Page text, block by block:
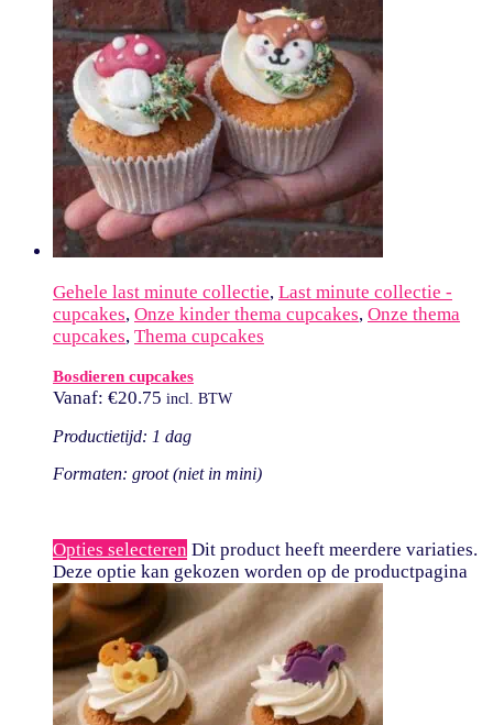
Gehele last minute collectie, Last minute collectie -
cupcakes, Onze kinder thema cupcakes, Onze thema
cupcakes, Thema cupcakes
Bosdieren cupcakes
Vanaf: €20.75 incl. BTW
Productietijd: 1 dag
Formaten: groot (niet in mini)
Opties selecteren Dit product heeft meerdere variaties.
Deze optie kan gekozen worden op de productpagina